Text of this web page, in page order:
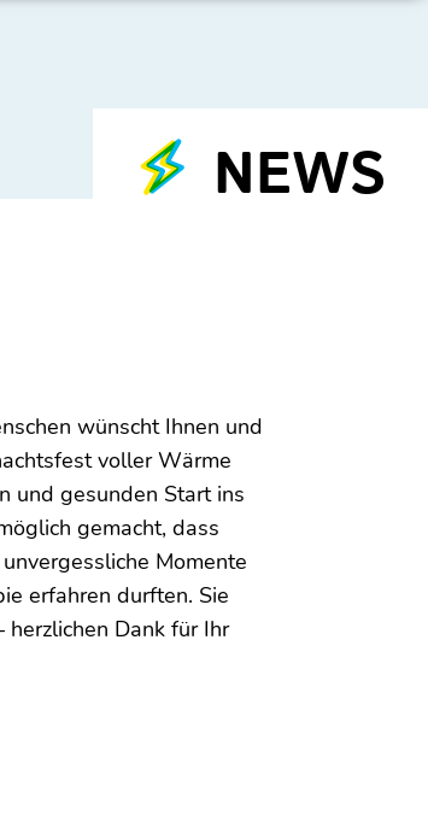
NEWS
wünscht Ihnen und
voller Wärme
und gesunden Start ins
gemacht, dass
Momente
erfahren durften. Sie
herzlichen Dank für Ihr